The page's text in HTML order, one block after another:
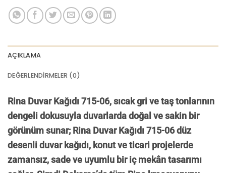
AÇIKLAMA
DEĞERLENDIRMELER (0)
Rina Duvar Kağıdı 715-06, sıcak gri ve taş tonlarının
dengeli dokusuyla duvarlarda doğal ve sakin bir
görünüm sunar; Rina Duvar Kağıdı 715-06 düz
desenli duvar kağıdı, konut ve ticari projelerde
zamansız, sade ve uyumlu bir iç mekân tasarımı